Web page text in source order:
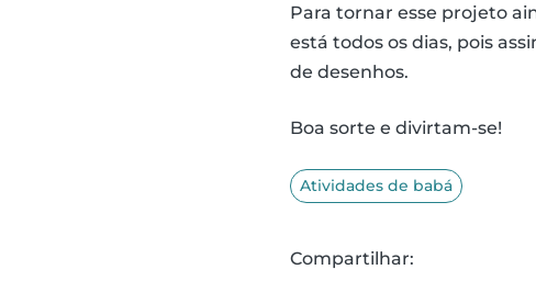
Para tornar esse projeto
está todos os dias, pois
de desenhos.
Boa sorte e divirtam-se!
Atividades de babá
Compartilhar: